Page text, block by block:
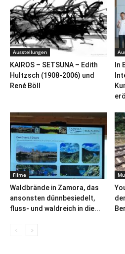
Ausstellungen
KAIROS – SETSUNA – Edith
Hultzsch (1908-2006) und
René Böll
In
Filme
Waldbrände in Zamora, das
ansonsten dünnbesiedelt,
fluss- und waldreich in die...